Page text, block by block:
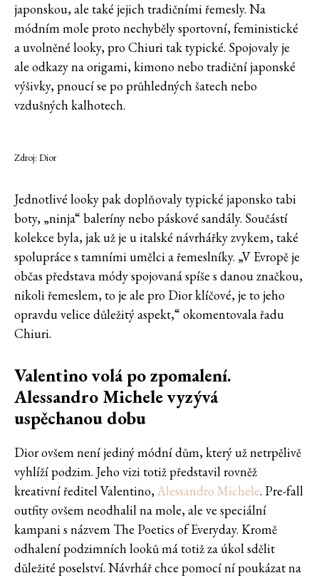
japonskou, ale také jejich tradičními řemesly. Na
módním mole proto nechyběly sportovní, feministické
a uvolněné looky, pro Chiuri tak typické. Spojovaly je
ale odkazy na origami, kimono nebo tradiční japonské
výšivky, pnoucí se po průhledných šatech nebo
vzdušných kalhotech.
Zdroj: Dior
Jednotlivé looky pak doplňovaly typické japonsko tabi
boty, „ninja“ baleríny nebo páskové sandály. Součástí
kolekce byla, jak už je u italské návrhářky zvykem, také
spolupráce s tamními umělci a řemeslníky. „V Evropě je
občas představa módy spojovaná spíše s danou značkou,
nikoli řemeslem, to je ale pro Dior klíčové, je to jeho
opravdu velice důležitý aspekt,“ okomentovala řadu
Chiuri.
Valentino volá po zpomalení.
Alessandro Michele vyzývá
uspěchanou dobu
Dior ovšem není jediný módní dům, který už netrpělivě
vyhlíží podzim. Jeho vizi totiž představil rovněž
kreativní ředitel Valentino,Alessandro Michele. Pre-fall
outfity ovšem neodhalil na mole, ale ve speciální
kampani s názvem The Poetics of Everyday. Kromě
odhalení podzimních looků má totiž za úkol sdělit
důležité poselství. Návrhář chce pomocí ní poukázat na